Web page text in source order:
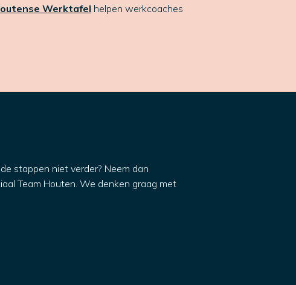
Werktafel helpen werkcoaches
stappen niet verder? Neem dan
Team Houten. We denken graag met